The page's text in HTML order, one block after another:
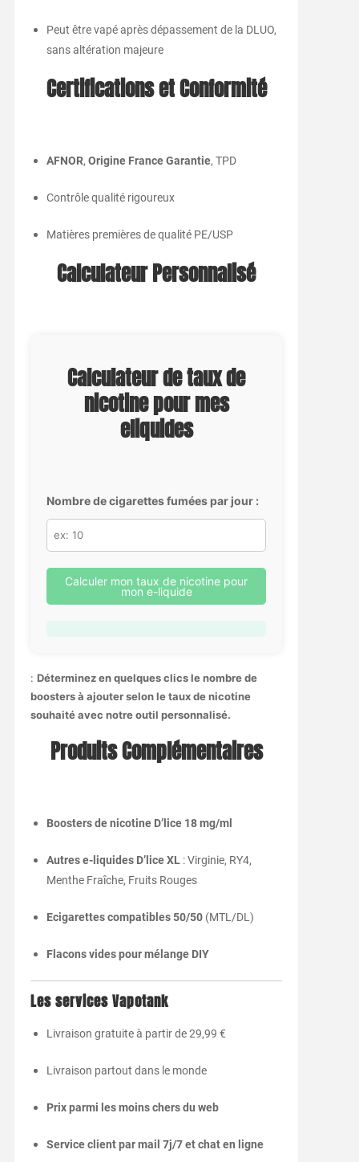
Peut être vapé après dépassement de la DLUO,
sans altération majeure
Certifications et Conformité
AFNOR, Origine France Garantie, TPD
Contrôle qualité rigoureux
Matières premières de qualité PE/USP
Calculateur Personnalisé
Calculateur de taux de
nicotine pour mes
eliquides
Nombre de cigarettes fumées par jour :
Calculer mon taux de nicotine pour
mon e-liquide
: Déterminez en quelques clics le nombre de
boosters à ajouter selon le taux de nicotine
souhaité avec notre outil personnalisé.
Produits Complémentaires
Boosters de nicotine D’lice 18 mg/ml
Autres e-liquides D’lice XL: Virginie, RY4,
Menthe Fraîche, Fruits Rouges
Ecigarettes compatibles 50/50(MTL/DL)
Flacons vides pour mélange DIY
Les services Vapotank
Livraison gratuite à partir de 29,99 €
Livraison partout dans le monde
Prix parmi les moins chers du web
Service client par mail 7j/7 et chat en ligne